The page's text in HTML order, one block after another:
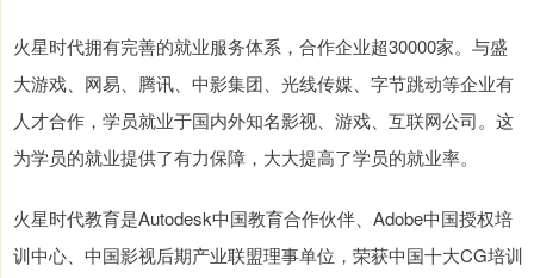
火星时代拥有完善的就业服务体系，合作企业超30000家。与盛
大游戏、网易、腾讯、中影集团、光线传媒、字节跳动等企业有
人才合作，学员就业于国内外知名影视、游戏、互联网公司。这
为学员的就业提供了有力保障，大大提高了学员的就业率。
火星时代教育是Autodesk中国教育合作伙伴、Adobe中国授权培
训中心、中国影视后期产业联盟理事单位，荣获中国十大CG培训